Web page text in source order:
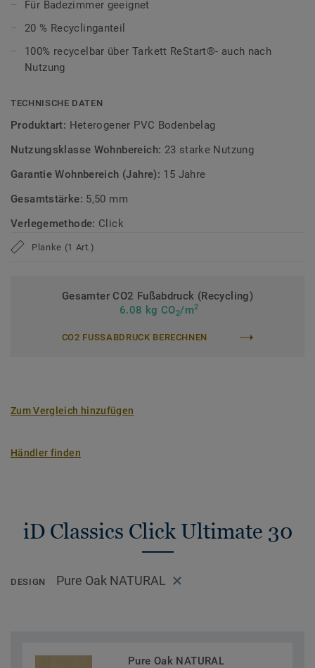
ultramatte Optik und schützt zuverlässig vor Kratzern,
Zirkulär gedacht
anerkannten Standards.
>> Erfahren Sie mehr über Tarkett Klick Vinyl.
Für Badezimmer geeignet
20 % Recyclinganteil
100% recycelbar über Tarkett ReStart®- auch nach
Nutzung
TECHNISCHE DATEN
Produktart: Heterogener PVC Bodenbelag
Nutzungsklasse Wohnbereich: 23 starke Nutzung
Garantie Wohnbereich (Jahre): 15 Jahre
Gesamtstärke: 5,50 mm
Verlegemethode: Click
Planke (1 Art.)
Gesamter CO2 Fußabdruck (Recycling)
6.08 kg CO2/m2
CO2 FUSSABDRUCK BERECHNEN
Zum Vergleich hinzufügen
Händler finden
iD Classics Click Ultimate 30
DESIGN Pure Oak NATURAL
Pure Oak NATURAL